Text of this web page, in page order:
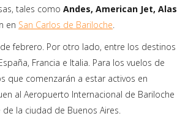
tales como Andes, American Jet, Alas
en San Carlos de Bariloche.
febrero. Por otro lado, entre los destinos
Francia e Italia. Para los vuelos de
que comenzarán a estar activos en
al Aeropuerto Internacional de Bariloche
la ciudad de Buenos Aires.